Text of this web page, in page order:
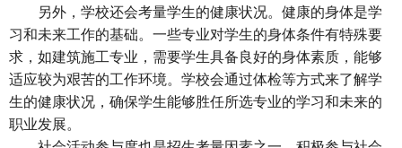
另外，学校还会考量学生的健康状况。健康的身体是学
习和未来工作的基础。一些专业对学生的身体条件有特殊要
求，如建筑施工专业，需要学生具备良好的身体素质，能够
适应较为艰苦的工作环境。学校会通过体检等方式来了解学
生的健康状况，确保学生能够胜任所选专业的学习和未来的
职业发展。